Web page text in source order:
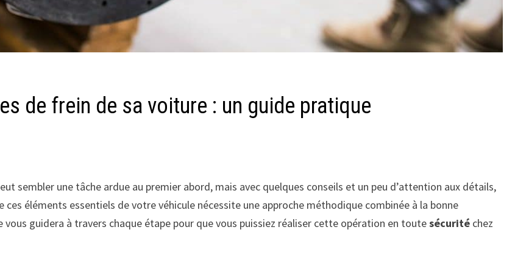
de frein de sa voiture : un guide pratique
sembler une tâche ardue au premier abord, mais avec quelques conseils et un peu d’attention aux détails,
éléments essentiels de votre véhicule nécessite une approche méthodique combinée à la bonne
guidera à travers chaque étape pour que vous puissiez réaliser cette opération en toutesécurité chez